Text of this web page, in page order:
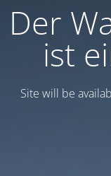
Der
ist
Site will be